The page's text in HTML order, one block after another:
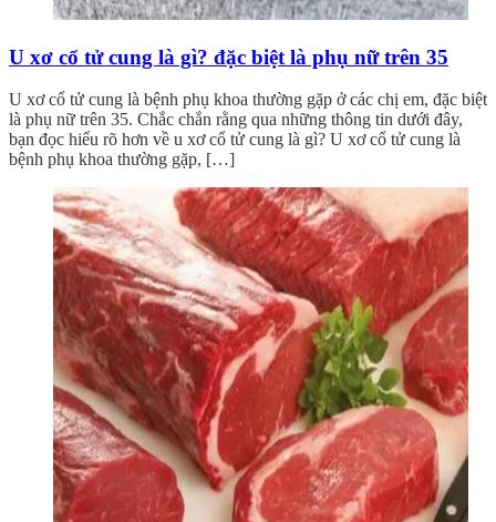
U xơ cổ tử cung là gì? đặc biệt là phụ nữ trên 35
U xơ cổ tử cung là bệnh phụ khoa thường gặp ở các chị em, đặc biệt
là phụ nữ trên 35. Chắc chắn rằng qua những thông tin dưới đây,
bạn đọc hiểu rõ hơn về u xơ cổ tử cung là gì? U xơ cổ tử cung là
bệnh phụ khoa thường gặp, […]